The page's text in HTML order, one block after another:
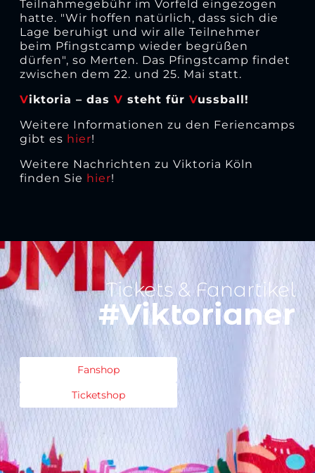
Teilnahmegebühr im Vorfeld eingezogen
hatte. "Wir hoffen natürlich, dass sich die
Lage beruhigt und wir alle Teilnehmer
beim Pfingstcamp wieder begrüßen
dürfen", so Merten. Das Pfingstcamp findet
zwischen dem 22. und 25. Mai statt.
Viktoria – das V steht für Vussball!
Weitere Informationen zu den Feriencamps
gibt es hier!
Weitere Nachrichten zu Viktoria Köln
finden Sie hier!
Tickets & Fanartikel
#Viktorianer
Fanshop
Ticketshop